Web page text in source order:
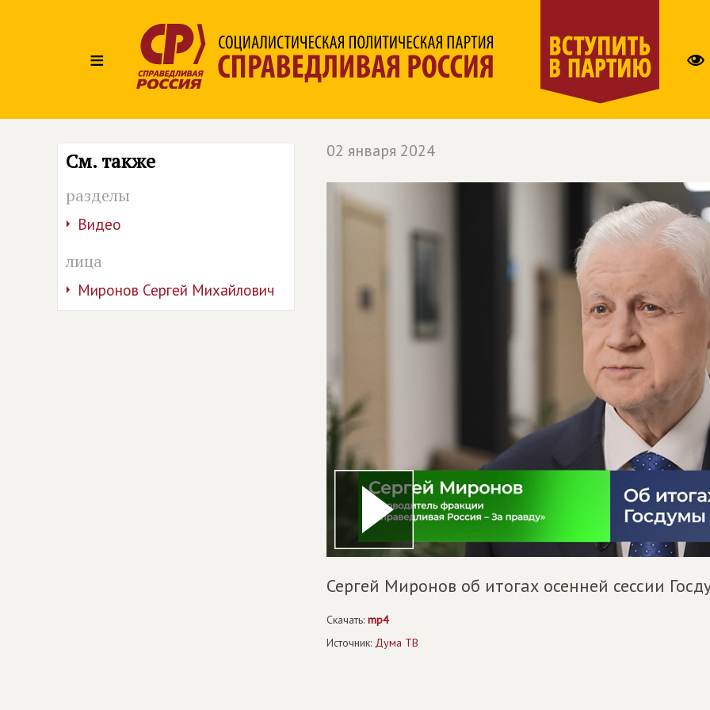
≡
См. также
разделы
Видео
лица
Миронов Сергей Михайлович
02 января 2024
Сергей Миронов об итогах осенней сессии
Скачать: mp4
Источник: Дума ТВ